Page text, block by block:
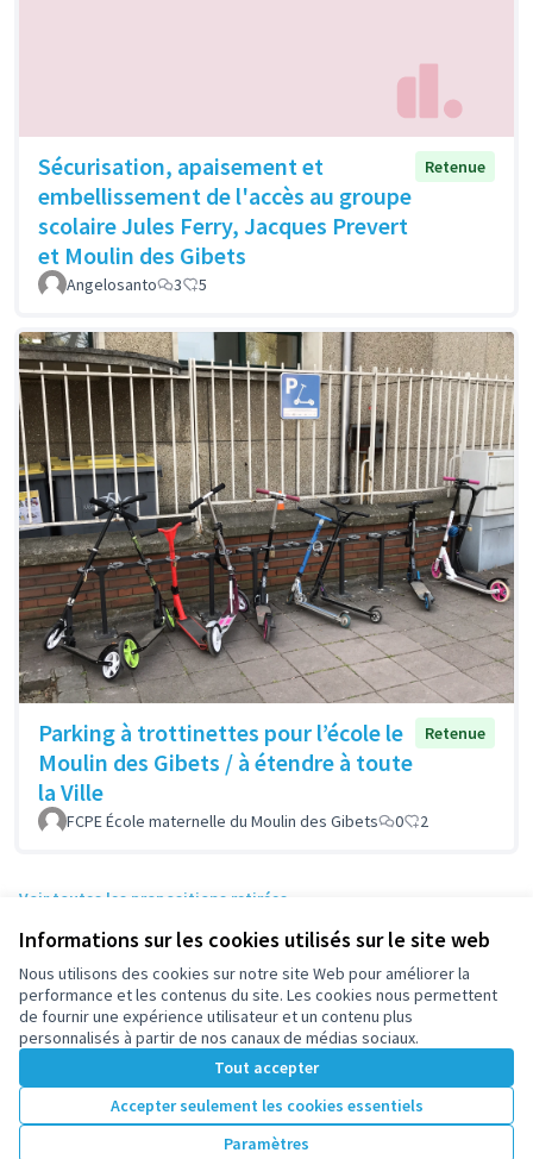
Informations sur les cookies utilisés sur le site web
Nous utilisons des cookies sur notre site Web pour améliorer la
performance et les contenus du site. Les cookies nous permettent
de fournir une expérience utilisateur et un contenu plus
personnalisés à partir de nos canaux de médias sociaux.
Tout accepter
Accepter seulement les cookies essentiels
Paramètres
Sécurisation, apaisement et
embellissement de l'accès au groupe
scolaire Jules Ferry, Jacques Prevert
et Moulin des Gibets
Retenue
Angelosanto 3 5
Parking à trottinettes pour l’école le
Moulin des Gibets / à étendre à toute
la Ville
Retenue
FCPE École maternelle du Moulin des Gibets 0 2
Voir toutes les propositions retirées
Conditions d'utilisation
Paramètres des cookies
participez.nanterre.fr sur X
(Lien externe)
participez.nanterre.fr sur Facebook
participez.nanterre.fr sur Instagram
participez.nanterre.fr sur YouTube
(Lien externe)
participez.nanterre.fr sur GitHub
(Lien externe)
Licence
(Lien